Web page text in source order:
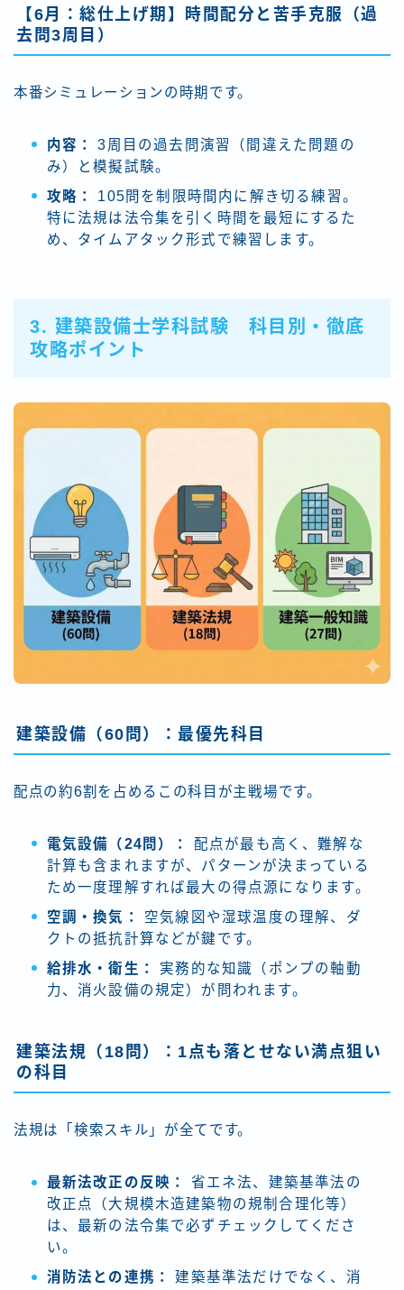
【6月：総仕上げ期】時間配分と苦手克服（過
去問3周目）
本番シミュレーションの時期です。
内容：
3周目の過去問演習（間違えた問題の
み）と模擬試験。
攻略：
105問を制限時間内に解き切る練習。
特に法規は法令集を引く時間を最短にするた
め、タイムアタック形式で練習します。
3. 建築設備士学科試験 科目別・徹底
攻略ポイント
建築設備（60問）：最優先科目
配点の約6割を占めるこの科目が主戦場です。
電気設備（24問）：
配点が最も高く、難解な
計算も含まれますが、パターンが決まっている
ため一度理解すれば最大の得点源になります。
空調・換気：
空気線図や湿球温度の理解、ダ
クトの抵抗計算などが鍵です。
給排水・衛生：
実務的な知識（ポンプの軸動
力、消火設備の規定）が問われます。
建築法規（18問）：1点も落とせない満点狙い
の科目
法規は「検索スキル」が全てです。
最新法改正の反映：
省エネ法、建築基準法の
改正点（大規模木造建築物の規制合理化等）
は、最新の法令集で必ずチェックしてくださ
い。
消防法との連携：
建築基準法だけでなく、消